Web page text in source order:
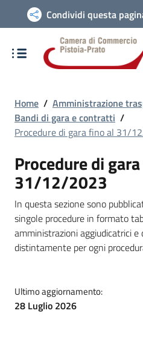
Vai alla navigazione del sito
Condividi questa
Home / Amministrazione
Bandi di gara e contratti /
Procedure di gara fino al 31/
Procedure di
31/12/2023
In questa sezione sono
singole procedure in formato
amministrazioni aggiudicatrici
distintamente per ogni
Ultimo aggiornamento:
28 Luglio 2026